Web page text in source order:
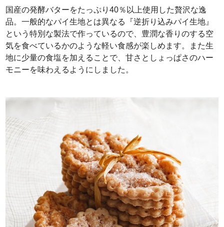
国産の発酵バターをたっぷり40％以上使用した贅沢な逸
品。一般的なパイ生地とは異なる『逆折り込みパイ生地』
という特別な製法で作っているので、豊潤な香りのする空
気を食べているかのような軽い食感が楽しめます。また生
地に少量の食塩を加えることで、甘さとしょっぱさのハー
モニーを味わえるようにしました。